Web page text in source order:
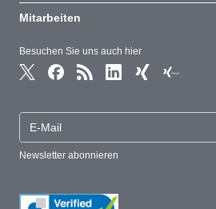
Besuchen Sie uns auch hier
Newsletter abonnieren
Mitarbeiten